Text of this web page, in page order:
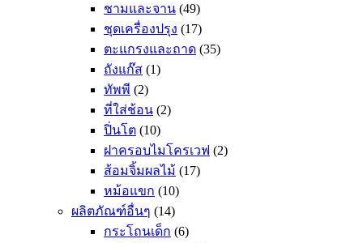
ชามและจาน (49)
ชุดเครื่องปรุง (17)
ตะแกรงและถาด (35)
ถังแก๊ส (1)
ทัพพี (2)
ที่ใส่ช้อน (2)
ปิ่นโต (10)
ฝาครอบไมโครเวฟ (2)
ส้อมจิ้มผลไม้ (17)
หม้อแขก (10)
ผลิตภัณฑ์อื่นๆ (14)
กระโถนเด็ก (6)